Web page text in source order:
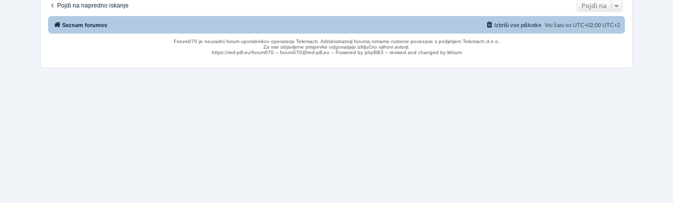
Pojdi na napredno iskanje Pojdi na
Seznam forumov Vsi časi so UTC+02:00 UTC+2
Izbriši vse piškotke
Forum070 je neuradni forum uporabnikov operaterja Telemach. Administratorji foruma nimamo nobene povezave s podjetjem Telemach d.o.o.
Za vse objavljene prispevke odgovarjajo izključno njihovi avtorji.
https://red-pill.eu/forum070 -- forum070@red-pill.eu -- Powered by phpBB3 -- revised and changed by lithium